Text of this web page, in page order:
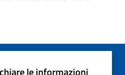
le informazioni